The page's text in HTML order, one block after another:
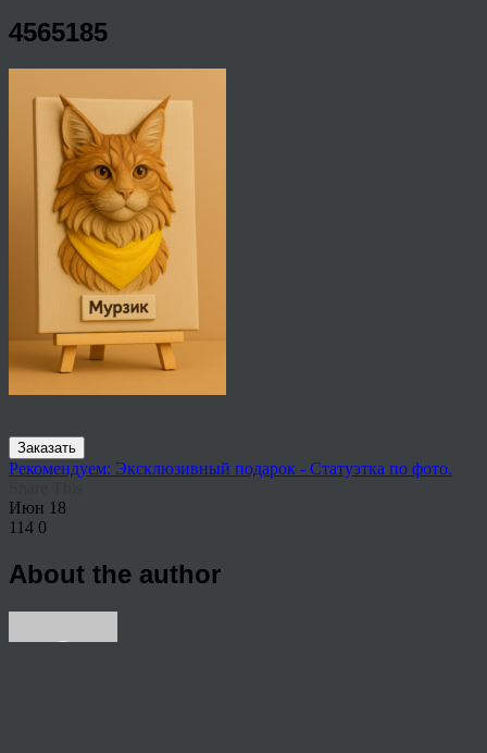
4565185
Заказать
Рекомендуем: Эксклюзивный подарок - Статуэтка по фото.
Июн 18
114 0
About the author